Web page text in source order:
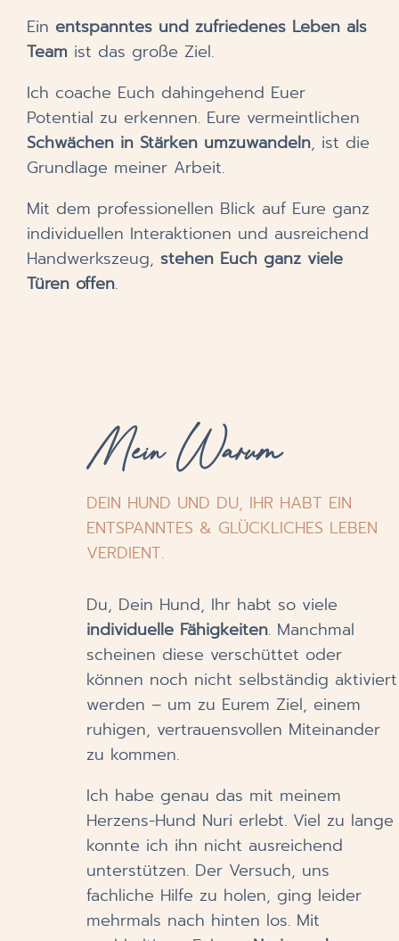
Ein entspanntes und zufriedenes Leben als
Team ist das große Ziel.
Ich coache Euch dahingehend Euer
Potential zu erkennen. Eure vermeintlichen
Schwächen in Stärken umzuwandeln, ist die
Grundlage meiner Arbeit.
Mit dem professionellen Blick auf Eure ganz
individuellen Interaktionen und ausreichend
Handwerkszeug, stehen Euch ganz viele
Türen offen.
Mein Warum
DEIN HUND UND DU, IHR HABT EIN
ENTSPANNTES & GLÜCKLICHES LEBEN
VERDIENT.
Du, Dein Hund, Ihr habt so viele
individuelle Fähigkeiten. Manchmal
scheinen diese verschüttet oder
können noch nicht selbständig aktiviert
werden – um zu Eurem Ziel, einem
ruhigen, vertrauensvollen Miteinander
zu kommen.
Ich habe genau das mit meinem
Herzens-Hund Nuri erlebt. Viel zu lange
konnte ich ihn nicht ausreichend
unterstützen. Der Versuch, uns
fachliche Hilfe zu holen, ging leider
mehrmals nach hinten los. Mit